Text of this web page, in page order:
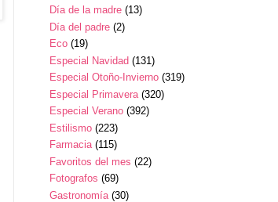
Día de la madre (13)
Día del padre (2)
Eco (19)
Especial Navidad (131)
Especial Otoño-Invierno (319)
Especial Primavera (320)
Especial Verano (392)
Estilismo (223)
Farmacia (115)
Favoritos del mes (22)
Fotografos (69)
Gastronomía (30)